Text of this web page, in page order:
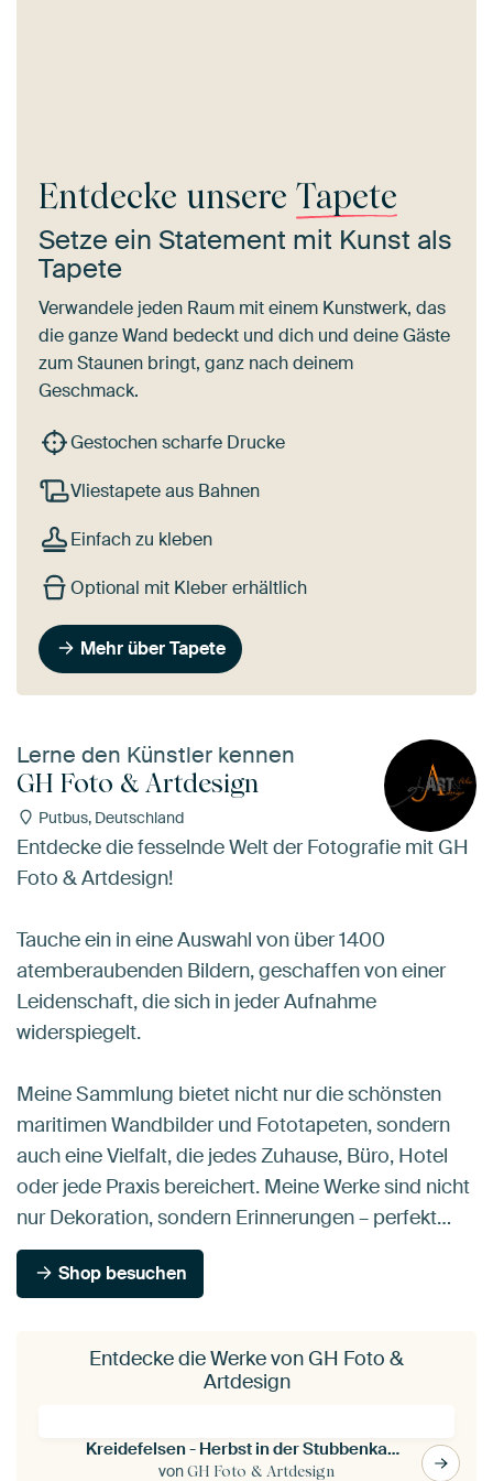
Entdecke unsere Tapete
Setze ein Statement mit Kunst als
Tapete
Verwandele jeden Raum mit einem Kunstwerk, das
die ganze Wand bedeckt und dich und deine Gäste
zum Staunen bringt, ganz nach deinem
Geschmack.
Gestochen scharfe Drucke
Vliestapete aus Bahnen
Einfach zu kleben
Optional mit Kleber erhältlich
Mehr über Tapete
Lerne den Künstler kennen
GH Foto & Artdesign
Putbus, Deutschland
Entdecke die fesselnde Welt der Fotografie mit GH
Foto & Artdesign!
Tauche ein in eine Auswahl von über 1400
atemberaubenden Bildern, geschaffen von einer
Leidenschaft, die sich in jeder Aufnahme
widerspiegelt.
Meine Sammlung bietet nicht nur die schönsten
maritimen Wandbilder und Fototapeten, sondern
auch eine Vielfalt, die jedes Zuhause, Büro, Hotel
oder jede Praxis bereichert. Meine Werke sind nicht
nur Dekoration, sondern Erinnerungen – perfekt…
Shop besuchen
Entdecke die Werke von GH Foto &
Artdesign
Kreidefelsen - Herbst in der Stubbenkammer
vonGH Foto & Artdesign